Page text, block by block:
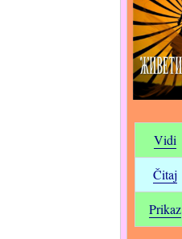
Vidi
Čitaj
Prikaz